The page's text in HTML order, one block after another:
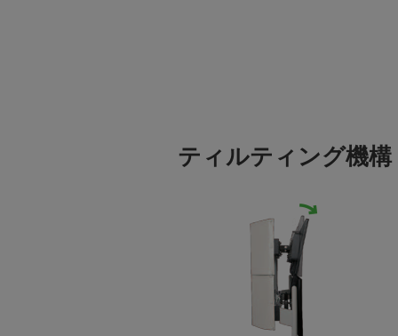
ティルティング機構